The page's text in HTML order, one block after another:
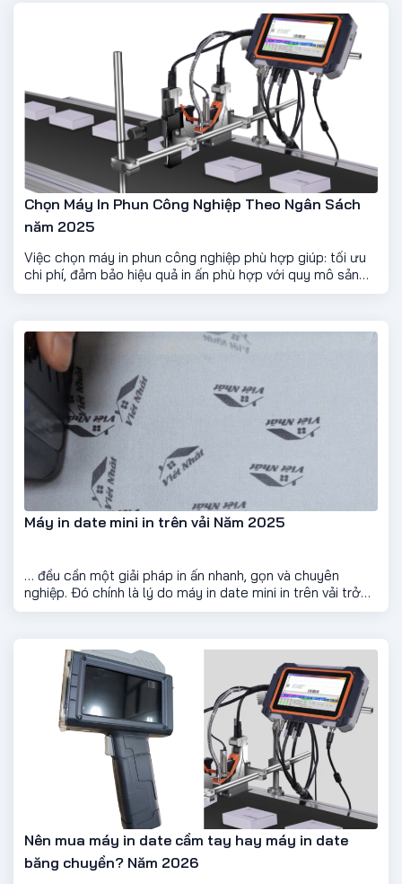
Chọn Máy In Phun Công Nghiệp Theo Ngân Sách
năm 2025
Việc chọn máy in phun công nghiệp phù hợp giúp: tối ưu
chi phí, đảm bảo hiệu quả in ấn phù hợp với quy mô sản
xuất
Máy in date mini in trên vải Năm 2025
… đều cần một giải pháp in ấn nhanh, gọn và chuyên
nghiệp. Đó chính là lý do máy in date mini in trên vải trở
thành lựa chọn tối ưu.
Nên mua máy in date cầm tay hay máy in date
băng chuyền? Năm 2026